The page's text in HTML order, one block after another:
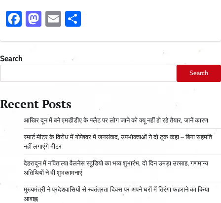
Facebook
Mastodon
Email
Search
Search
Recent Posts
आ​खिर दून में बने एमडीडीए के फ्लैट पर लोग जाने को क्यू नहीं हो रहे तैयार, जानें कारण
स्मार्ट मीटर के विरोध में गोपेश्वर में जनसंवाद, उपभोक्ताओं ने दो टूक कहा – बिना सहमति
नहीं लगाएंगे मीटर
देहरादून में नविताल्या वैलनेस स्टूडियो का भव्य शुभारंभ, दो दिन उमड़ा उत्साह, गणमान्य
अतिथियों ने दी शुभकामनाएं
मुख्यमंत्री ने प्रदेशवासियों से स्वतंत्रता दिवस पर अपने घरों में तिरंगा फहराने का किया
आवाह्न